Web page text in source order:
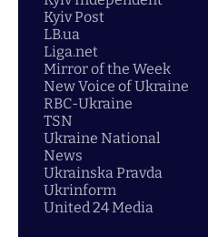
Kyiv Post
LB.ua
Liga.net
Mirror of the Week
New Voice of Ukraine
RBC-Ukraine
TSN
Ukraine National
News
Ukrainska Pravda
Ukrinform
United 24 Media